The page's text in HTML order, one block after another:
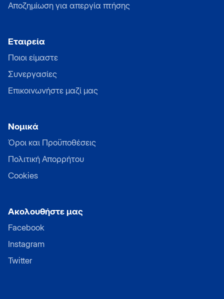
Αποζημίωση για απεργία πτήσης
Εταιρεία
Ποιοι είμαστε
Συνεργασίες
Επικοινωνήστε μαζί μας
Νομικά
Όροι και Προϋποθέσεις
Πολιτική Απορρήτου
Cookies
Ακολουθήστε μας
Facebook
Instagram
Twitter